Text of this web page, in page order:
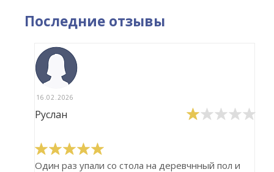
Последние отзывы
16.02.2026
Руслан
Один раз упали со стола на деревчнный пол и